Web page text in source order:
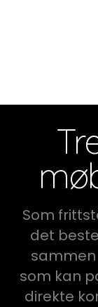
Som
det
som kan
direkte